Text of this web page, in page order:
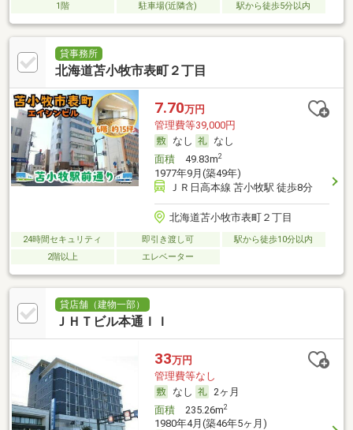
1階 駐車場(近隣含) 駅から徒歩5分以内
貸事務所
北海道苫小牧市表町２丁目
7.70万円
管理費等39,000円
なし
なし
面積49.83m2
1977年9月(築49年)
ＪＲ日高本線 苫小牧駅 徒歩8分
北海道苫小牧市表町２丁目
24時間セキュリティ 即引き渡し可
駅から徒歩10分以内
2階以上
エレベーター
貸店舗（建物一部）
ＪＨＴビル本通ＩＩ
33万円
管理費等なし
なし
2ヶ月
面積235.26m2
1980年4月(築46年5ヶ月)